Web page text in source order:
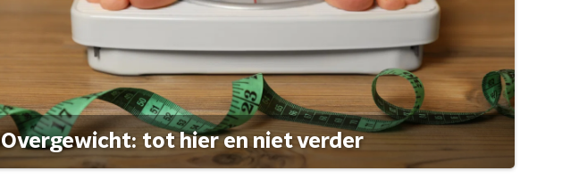
Overgewicht: tot hier en niet verder